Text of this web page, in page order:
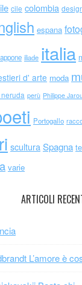
cile colombia
espana
iliade italia
d' arte moda
perù Philippe
Portogallo
scultura Spagna
varie
ARTICOLI
L’amore è